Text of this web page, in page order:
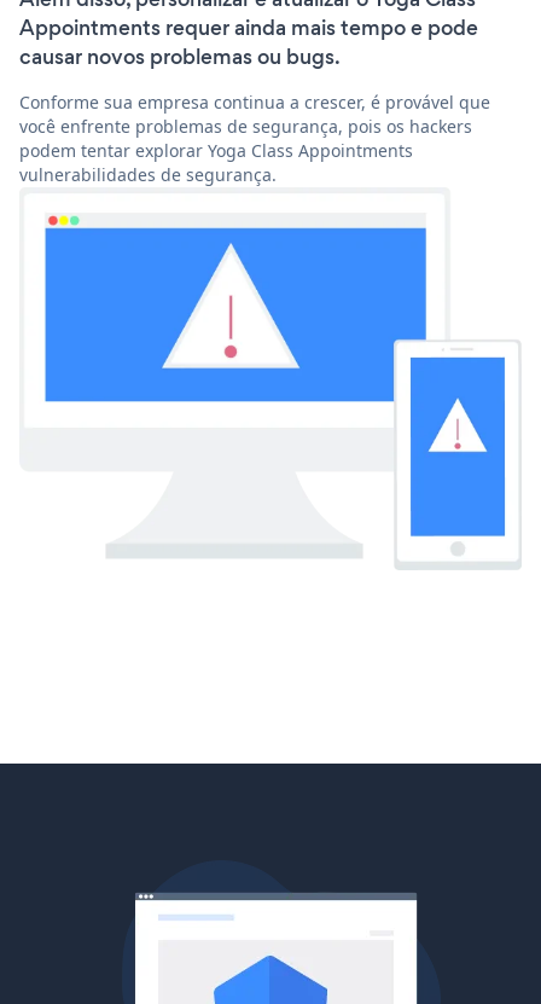
Appointments requer ainda mais tempo e pode
causar novos problemas ou bugs.
Conforme sua empresa continua a crescer, é provável que
você enfrente problemas de segurança, pois os hackers
podem tentar explorar Yoga Class Appointments
vulnerabilidades de segurança.